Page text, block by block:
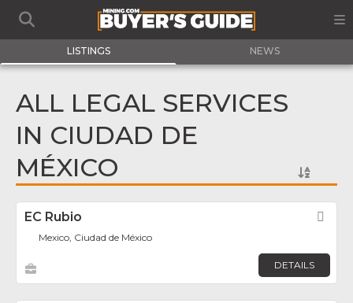
LISTINGS NEWS
ALL LEGAL SERVICES
IN CIUDAD DE
MÉXICO
EC Rubio
Mexico, Ciudad de México
DETAILS